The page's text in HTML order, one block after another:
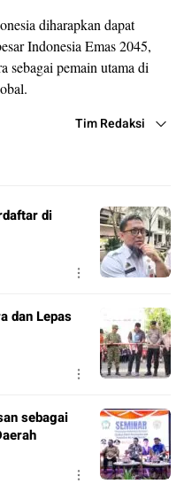
diharapkan dapat
Indonesia Emas 2045,
sebagai pemain utama di
Tim Redaksi
di
dan Lepas
sebagai